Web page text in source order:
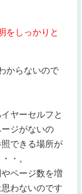
をしっかりと
からないので
ヤーセルフと
ジがないの
できる場所が
・。
ページ数を増
わないのです